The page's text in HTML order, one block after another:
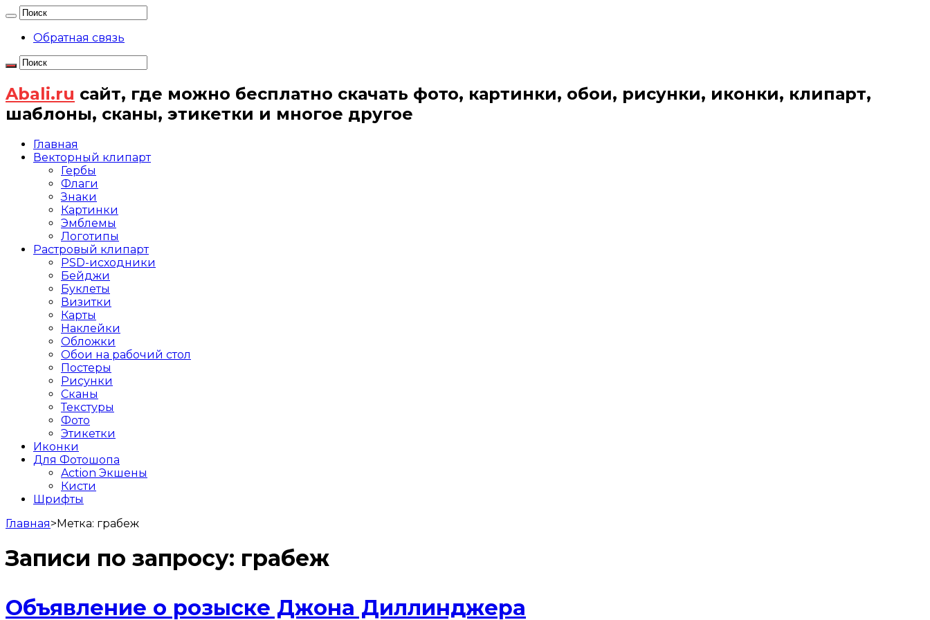
Обратная связь
Abali.ru сайт, где можно бесплатно скачать фото, картинки, обои, рисунки, иконки, клипарт,
шаблоны, сканы, этикетки и многое другое
Главная
Векторный клипарт
Гербы
Флаги
Знаки
Картинки
Эмблемы
Логотипы
Растровый клипарт
PSD-исходники
Бейджи
Буклеты
Визитки
Карты
Наклейки
Обложки
Обои на рабочий стол
Постеры
Рисунки
Сканы
Текстуры
Фото
Этикетки
Иконки
Для Фотошопа
Action Экшены
Кисти
Шрифты
Главная>Метка: грабеж
Записи по запросу: грабеж
Объявление о розыске Джона Диллинджера